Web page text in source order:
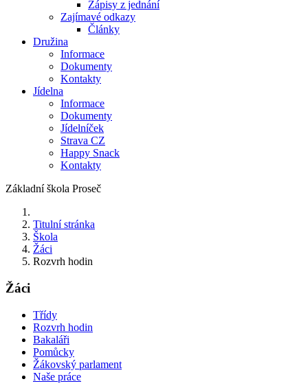
Zápisy z jednání
Zajímavé odkazy
Články
Družina
Informace
Dokumenty
Kontakty
Jídelna
Informace
Dokumenty
Jídelníček
Strava CZ
Happy Snack
Kontakty
Základní škola Proseč
Titulní stránka
Škola
Žáci
Rozvrh hodin
Žáci
Třídy
Rozvrh hodin
Bakaláři
Pomůcky
Žákovský parlament
Naše práce